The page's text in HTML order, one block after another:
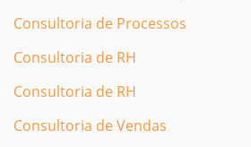
Consultoria de Processos
Consultoria de RH
Consultoria de RH
Consultoria de Vendas